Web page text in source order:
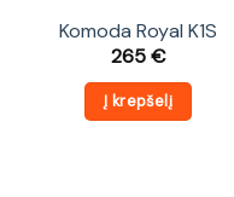
Komoda Royal K1S
265€
Į krepšelį